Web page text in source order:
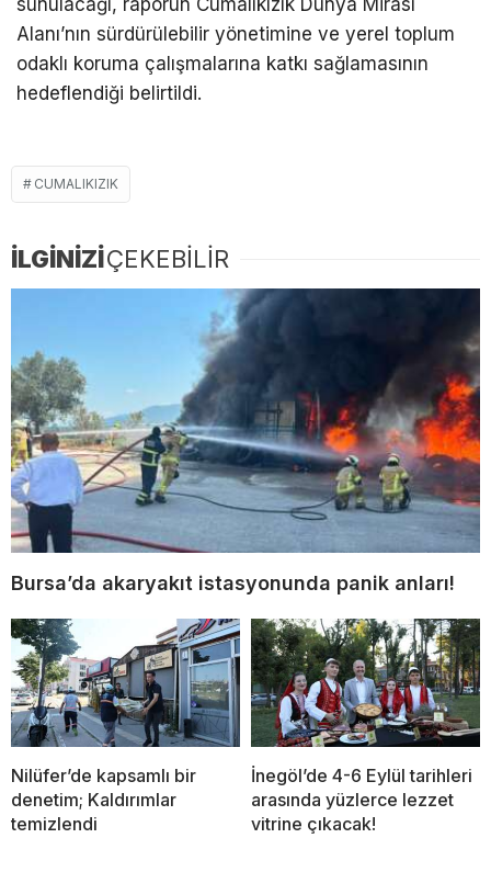
sunulacağı, raporun Cumalıkızık Dünya Mirası
Alanı’nın sürdürülebilir yönetimine ve yerel toplum
odaklı koruma çalışmalarına katkı sağlamasının
hedeflendiği belirtildi.
CUMALIKIZIK
İLGİNİZİÇEKEBİLİR
Bursa’da akaryakıt istasyonunda panik anları!
Nilüfer’de kapsamlı bir
denetim; Kaldırımlar
temizlendi
İnegöl’de 4-6 Eylül tarihleri
arasında yüzlerce lezzet
vitrine çıkacak!